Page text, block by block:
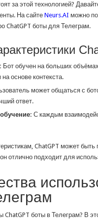
за этой технологией?
На сайте Neurs.AI можно
ChatGPT боты для Телеграм.
Бот обучен на больших
основе контекста.
может общаться с
ответ.
С каждым
ChatGPT может
отлично подходит для
ChatGPT боты в Телеграм? В